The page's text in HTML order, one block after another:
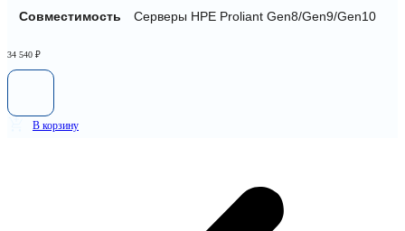
Совместимость Серверы HPE Proliant Gen8/Gen9/Gen10
34 540 ₽
В корзину